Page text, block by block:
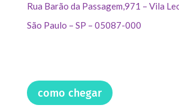
Rua Barão da Passagem,971 – Vila
São Paulo – SP – 05087-000
como chegar